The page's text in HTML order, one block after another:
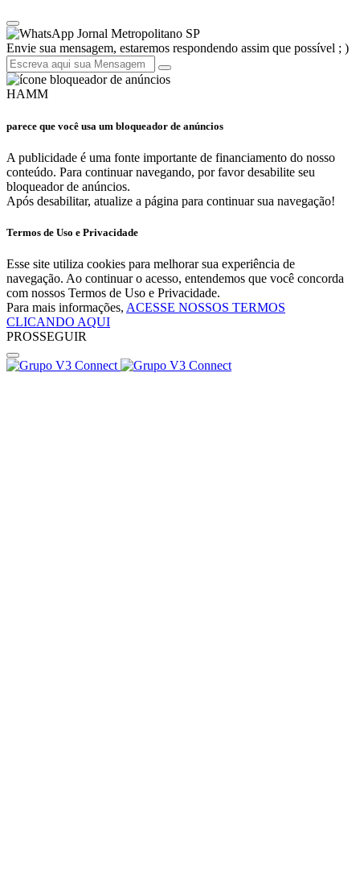
Jornal Metropolitano SP
Envie sua mensagem, estaremos respondendo assim que possível ; )
HAMM
parece que você usa um bloqueador de anúncios
A publicidade é uma fonte importante de financiamento do nosso
conteúdo. Para continuar navegando, por favor desabilite seu
bloqueador de anúncios.
Após desabilitar, atualize a página para continuar sua navegação!
Termos de Uso e Privacidade
Esse site utiliza cookies para melhorar sua experiência de
navegação. Ao continuar o acesso, entendemos que você concorda
com nossos Termos de Uso e Privacidade.
Para mais informações, ACESSE NOSSOS TERMOS
CLICANDO AQUI
PROSSEGUIR